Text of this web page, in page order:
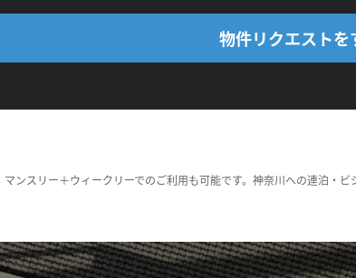
物件リクエストを
ンスリー＋ウィークリーでのご利用も可能です。神奈川への連泊・